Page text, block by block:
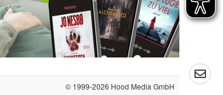
© 1999-2026 Hood Media GmbH